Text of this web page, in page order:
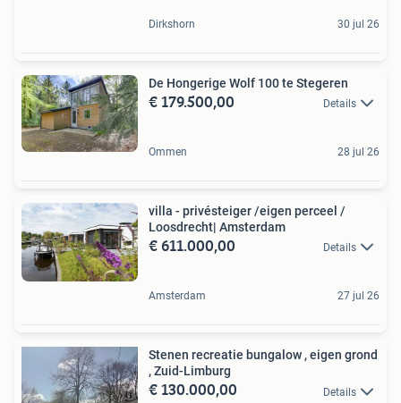
Dirkshorn 30 jul 26
De Hongerige Wolf 100 te Stegeren
€ 179.500,00 Details
Ommen 28 jul 26
villa - privésteiger /eigen perceel /
Loosdrecht| Amsterdam
€ 611.000,00 Details
Amsterdam 27 jul 26
Stenen recreatie bungalow , eigen grond
, Zuid-Limburg
€ 130.000,00 Details